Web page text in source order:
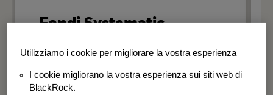
Fondi Systematic
Strategie quantitative basate sui dati
disciplinato e coerente nel tempo.
Utilizziamo i cookie per migliorare la vostra esperienza
I cookie migliorano la vostra esperienza sui siti web di
BlackRock.